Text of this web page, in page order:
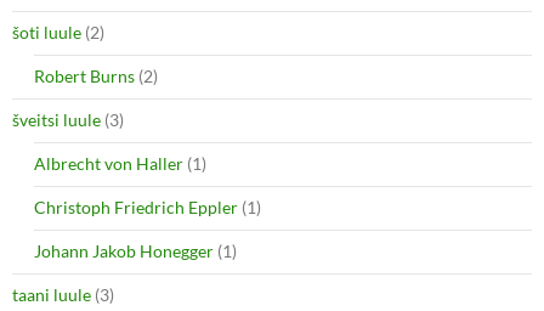
šoti luule (2)
Robert Burns (2)
šveitsi luule (3)
Albrecht von Haller (1)
Christoph Friedrich Eppler (1)
Johann Jakob Honegger (1)
taani luule (3)